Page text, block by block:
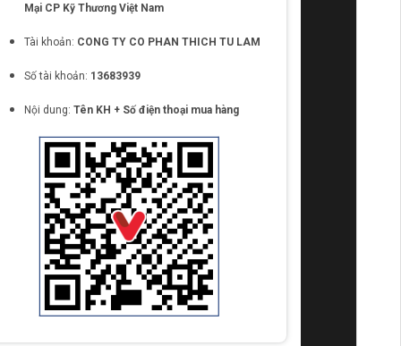
Mại CP Kỹ Thương Việt Nam
Tài khoản: CONG TY CO PHAN THICH TU LAM
Số tài khoản: 13683939
Nội dung: Tên KH + Số điện thoại mua hàng